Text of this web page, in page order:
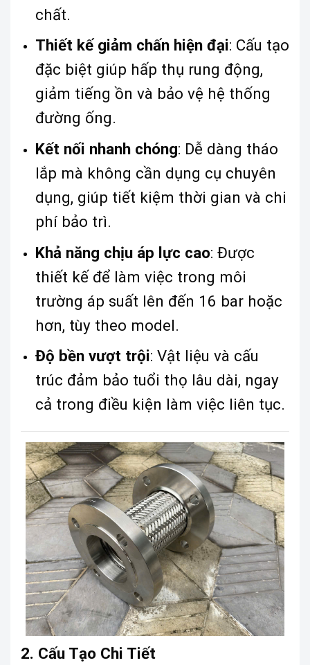
chất.
Thiết kế giảm chấn hiện đại: Cấu tạo
đặc biệt giúp hấp thụ rung động,
giảm tiếng ồn và bảo vệ hệ thống
đường ống.
Kết nối nhanh chóng: Dễ dàng tháo
lắp mà không cần dụng cụ chuyên
dụng, giúp tiết kiệm thời gian và chi
phí bảo trì.
Khả năng chịu áp lực cao: Được
thiết kế để làm việc trong môi
trường áp suất lên đến 16 bar hoặc
hơn, tùy theo model.
Độ bền vượt trội: Vật liệu và cấu
trúc đảm bảo tuổi thọ lâu dài, ngay
cả trong điều kiện làm việc liên tục.
2. Cấu Tạo Chi Tiết